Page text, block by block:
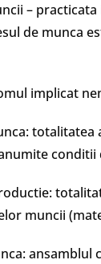
–
de munca
implicat
muncii
ansamblul